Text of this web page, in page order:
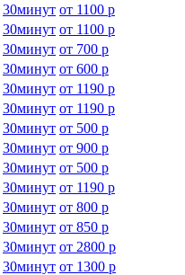
30минут от 1100 р
30минут от 1100 р
30минут от 700 р
30минут от 600 р
30минут от 1190 р
30минут от 1190 р
30минут от 500 р
30минут от 900 р
30минут от 500 р
30минут от 1190 р
30минут от 800 р
30минут от 850 р
30минут от 2800 р
30минут от 1300 р